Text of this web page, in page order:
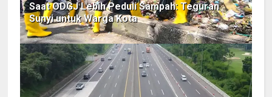
Saat ODGJ Lebih Peduli Sampah: Teguran
Sunyi untuk Warga Kota